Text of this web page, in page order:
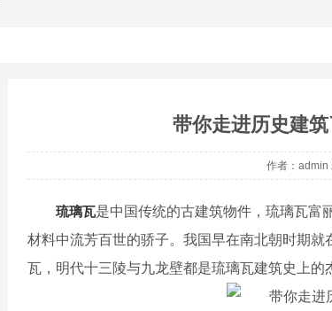
带你走进历史建
作者：admin
琉璃瓦是中国传统的古建筑物件，琉璃瓦富
材料中流芳百世的骄子。我国早在南北朝时期
瓦，明代十三陵与九龙壁都是琉璃瓦建筑史上的